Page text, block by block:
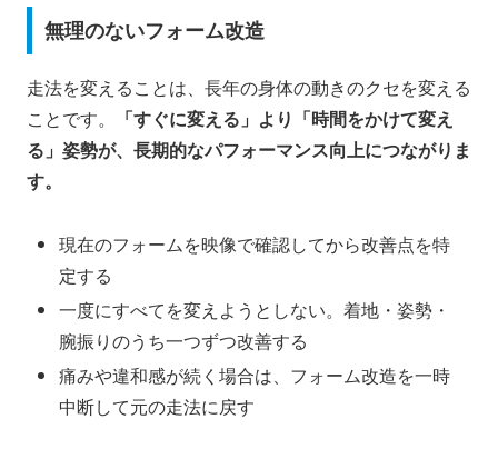
無理のないフォーム改造
走法を変えることは、長年の身体の動きのクセを変える
ことです。
「すぐに変える」より「時間をかけて変え
る」姿勢が、長期的なパフォーマンス向上につながりま
す。
現在のフォームを映像で確認してから改善点を特
定する
一度にすべてを変えようとしない。着地・姿勢・
腕振りのうち一つずつ改善する
痛みや違和感が続く場合は、フォーム改造を一時
中断して元の走法に戻す